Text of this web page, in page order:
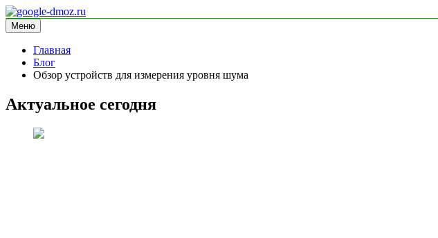
Перейти
к
содержимому
google-dmoz.ru
информационный сайт
Меню
Главная
Блог
Обзор устройств для измерения уровня шума
Актуальное сегодня